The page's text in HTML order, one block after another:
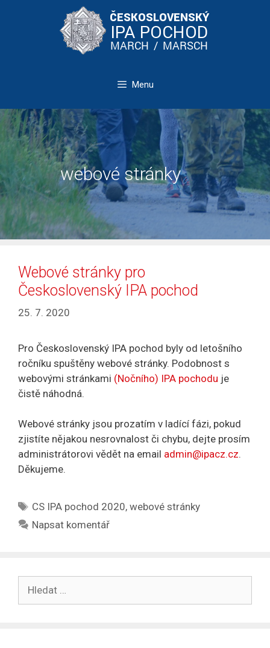
Menu
webové stránky
Webové stránky pro
Československý IPA pochod
25. 7. 2020
Pro Československý IPA pochod byly od letošního
ročníku spuštěny webové stránky. Podobnost s
webovými stránkami (Nočního) IPA pochodu je
čistě náhodná.
Webové stránky jsou prozatím v ladící fázi, pokud
zjistíte nějakou nesrovnalost či chybu, dejte prosím
administrátorovi vědět na email admin@ipacz.cz.
Děkujeme.
Štítky
CS IPA pochod 2020,webové stránky
Napsat komentář